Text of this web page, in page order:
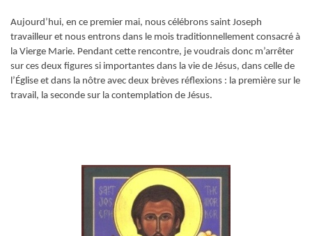
Aujourd’hui, en ce premier mai, nous célébrons saint Joseph
travailleur et nous entrons dans le mois traditionnellement consacré à
la Vierge Marie. Pendant cette rencontre, je voudrais donc m’arrêter
sur ces deux figures si importantes dans la vie de Jésus, dans celle de
l’Église et dans la nôtre avec deux brèves réflexions : la première sur le
travail, la seconde sur la contemplation de Jésus.